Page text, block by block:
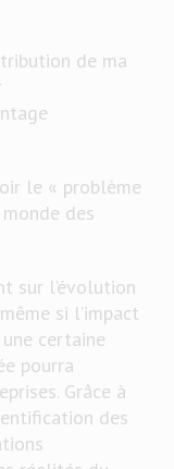
de ma
le « problème
des
sur l’évolution
si l’impact
certaine
pourra
Grâce à
des